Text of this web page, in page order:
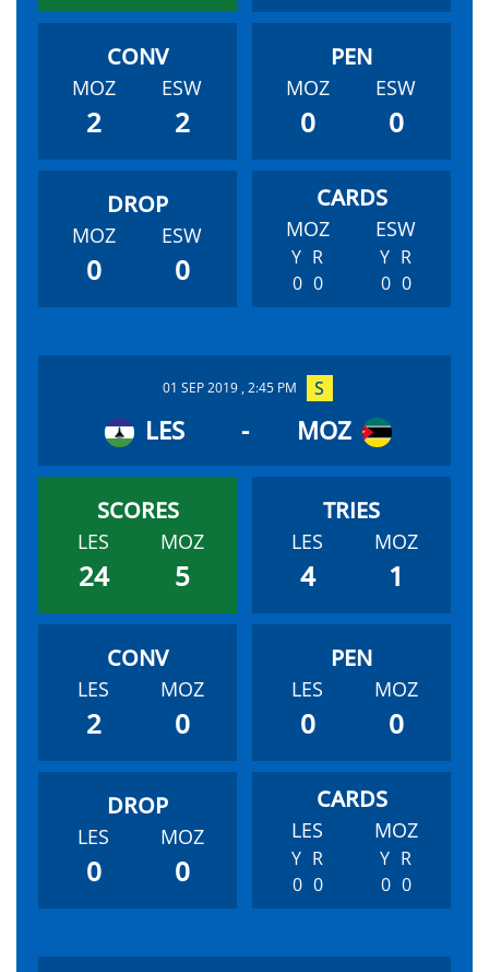
MOZ ESW
2 2
MOZ ESW
0 0
MOZ ESW
0 0
MOZ ESW
Y R
0 0
Y R
0 0
01 SEP 2019 , 2:45 PM
LES - MOZ
LES MOZ
24 5
LES MOZ
4 1
LES MOZ
2 0
LES MOZ
0 0
LES MOZ
0 0
LES MOZ
Y R
0 0
Y R
0 0